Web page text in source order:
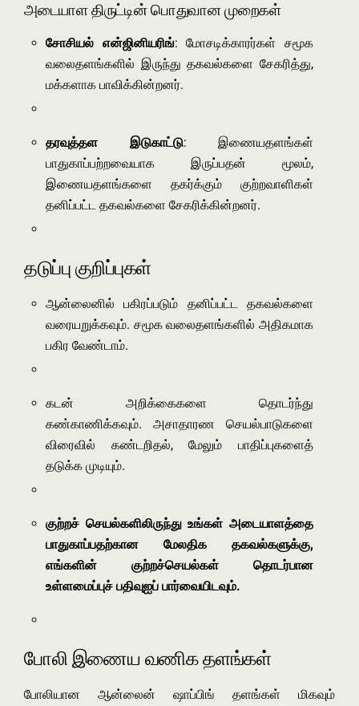
அடையாள திருட்டின் பொதுவான முறைகள்
சோசியல் என்ஜினியரிங்: மோசடிக்காரர்கள் சமூக
வலைதளங்களில் இருந்து தகவல்களை சேகரித்து,
மக்களாக பாவிக்கின்றனர்.
தரவுத்தள இடுகாட்டு: இணையதளங்கள்
பாதுகாப்பற்றவையாக இருப்பதன் மூலம்,
இணையதளங்களை தகர்க்கும் குற்றவாளிகள்
தனிப்பட்ட தகவல்களை சேகரிக்கின்றனர்.
தடுப்பு குறிப்புகள்
ஆன்லைனில் பகிரப்படும் தனிப்பட்ட தகவல்களை
வரையறுக்கவும். சமூக வலைதளங்களில் அதிகமாக
பகிர வேண்டாம்.
கடன் அறிக்கைகளை தொடர்ந்து
கண்காணிக்கவும். அசாதாரண செயல்பாடுகளை
விரைவில் கண்டறிதல், மேலும் பாதிப்புகளைத்
தடுக்க முடியும்.
குற்றச் செயல்களிலிருந்து உங்கள் அடையாளத்தை
பாதுகாப்பதற்கான மேலதிக தகவல்களுக்கு,
எங்களின் குற்றச்செயல்கள் தொடர்பான
உள்ளமைப்புச் பதிவுஐப் பார்வையிடவும்.
போலி இணைய வணிக தளங்கள்
போலியான ஆன்லைன் ஷாப்பிங் தளங்கள் மிகவும்